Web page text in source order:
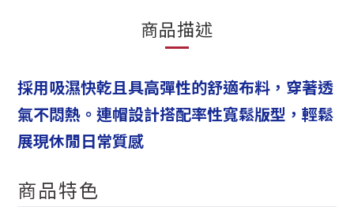
商品描述
採用吸濕快乾且具高彈性的舒適布料，穿著透
氣不悶熱。連帽設計搭配率性寬鬆版型，輕鬆
展現休閒日常質感
商品特色